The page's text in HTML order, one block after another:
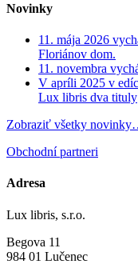
Novinky
11. mája 2026
Floriánov dom.
11. novembra
V apríli 2025 v
Lux libris dva tituly
Zobraziť všetky
Obchodní partneri
Adresa
Lux libris, s.r.o.
Begova 11
984 01 Lučenec